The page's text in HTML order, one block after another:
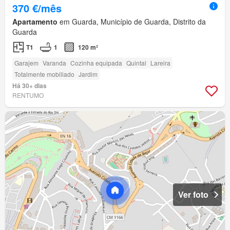
370 €/mês
Apartamento em Guarda, Município de Guarda, Distrito da
Guarda
T1 1 120 m²
Garajem Varanda Cozinha equipada Quintal Lareira
Totalmente mobiliado Jardim
Há 30+ dias
RENTUMO
Ver foto